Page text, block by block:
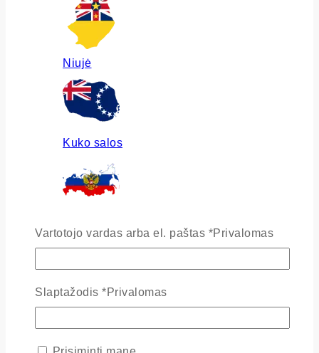
Niujė
Kuko salos
Vartotojo vardas arba el. paštas *Privalomas
Slaptažodis *Privalomas